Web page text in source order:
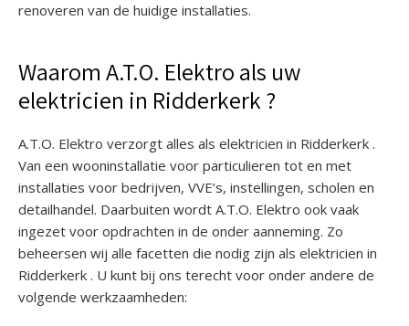
renoveren van de huidige installaties.
Waarom A.T.O. Elektro als uw
elektricien in Ridderkerk ?
A.T.O. Elektro verzorgt alles als elektricien in Ridderkerk .
Van een wooninstallatie voor particulieren tot en met
installaties voor bedrijven, VVE’s, instellingen, scholen en
detailhandel. Daarbuiten wordt A.T.O. Elektro ook vaak
ingezet voor opdrachten in de onder aanneming. Zo
beheersen wij alle facetten die nodig zijn als elektricien in
Ridderkerk . U kunt bij ons terecht voor onder andere de
volgende werkzaamheden: